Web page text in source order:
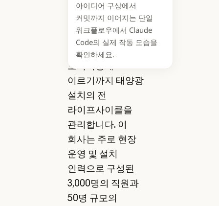
다음
아이디어 구상에서
커밋까지 이어지는 단일
워크플로우에서 Claude
Code의 실제 작동 모습을
확인하세요.
최대의 주거용
태양광 설치 업체로,
영업 및 인허가부터
설계, 설치, 사후
모니터링에
이르기까지 태양광
설치의 전
라이프사이클을
관리합니다. 이
회사는 주로 현장
운영 및 설치
인력으로 구성된
3,000명의 직원과
50명 규모의